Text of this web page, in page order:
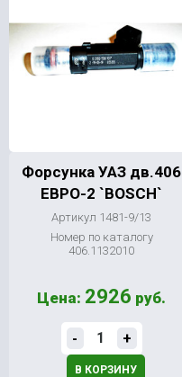
Форсунка УАЗ дв.406
ЕВРО-2 `BOSCH`
Артикул 1481-9/13
Номер по каталогу
406.1132010
Цена: 2926 руб.
- +
В КОРЗИНУ